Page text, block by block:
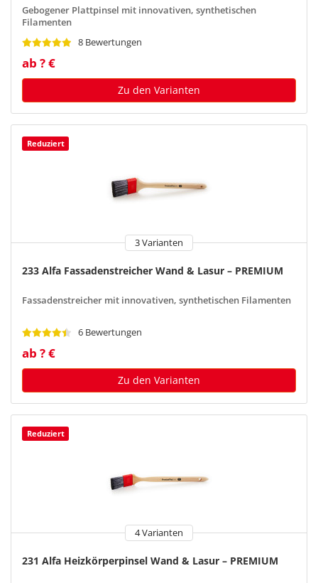
Gebogener Plattpinsel mit innovativen, synthetischen
Filamenten
8 Bewertungen
ab ? €
Zu den Varianten
Reduziert
3 Varianten
233 Alfa Fassadenstreicher Wand & Lasur – PREMIUM
Fassadenstreicher mit innovativen, synthetischen Filamenten
6 Bewertungen
ab ? €
Zu den Varianten
Reduziert
4 Varianten
231 Alfa Heizkörperpinsel Wand & Lasur – PREMIUM